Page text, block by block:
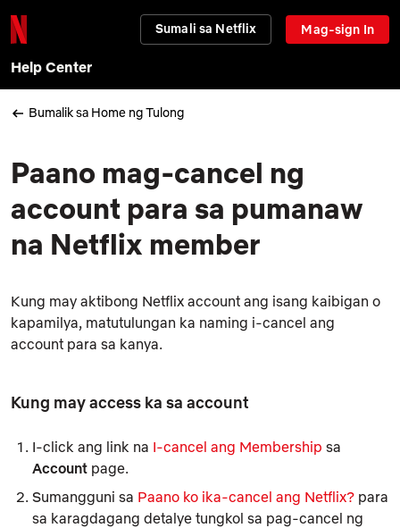
Sumali sa Netflix Mag-sign In
Help Center
Bumalik sa Home ng Tulong
Paano mag-cancel ng
account para sa pumanaw
na Netflix member
Kung may aktibong Netflix account ang isang kaibigan o
kapamilya, matutulungan ka naming i-cancel ang
account para sa kanya.
Kung may access ka sa account
I-click ang link na I-cancel ang Membership sa
Account page.
Sumangguni sa Paano ko ika-cancel ang Netflix? para
sa karagdagang detalye tungkol sa pag-cancel ng